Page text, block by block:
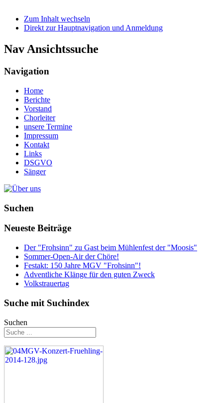
Zum Inhalt wechseln
Direkt zur Hauptnavigation und Anmeldung
Nav Ansichtssuche
Navigation
Home
Berichte
Vorstand
Chorleiter
unsere Termine
Impressum
Kontakt
Links
DSGVO
Sänger
Suchen
Neueste Beiträge
Der "Frohsinn" zu Gast beim Mühlenfest der "Moosis"
Sommer-Open-Air der Chöre!
Festakt: 150 Jahre MGV "Frohsinn"!
Adventliche Klänge für den guten Zweck
Volkstrauertag
Suche mit Suchindex
Suchen